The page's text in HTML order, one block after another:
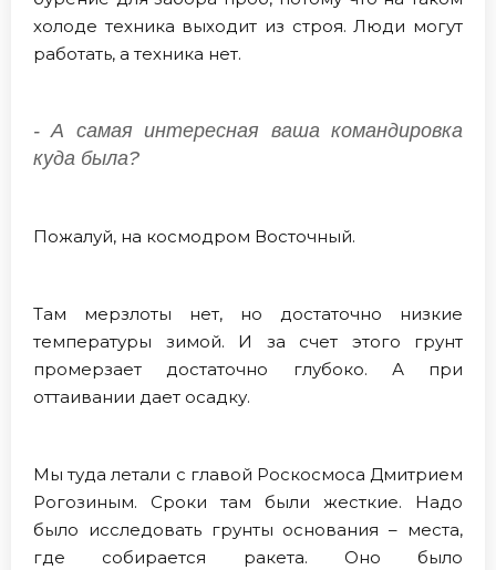
холоде техника выходит из строя. Люди могут
работать, а техника нет.
- А самая интересная ваша командировка
куда была?
Пожалуй, на космодром Восточный.
Там мерзлоты нет, но достаточно низкие
температуры зимой. И за счет этого грунт
промерзает достаточно глубоко. А при
оттаивании дает осадку.
Мы туда летали с главой Роскосмоса Дмитрием
Рогозиным. Сроки там были жесткие. Надо
было исследовать грунты основания – места,
где собирается ракета. Оно было